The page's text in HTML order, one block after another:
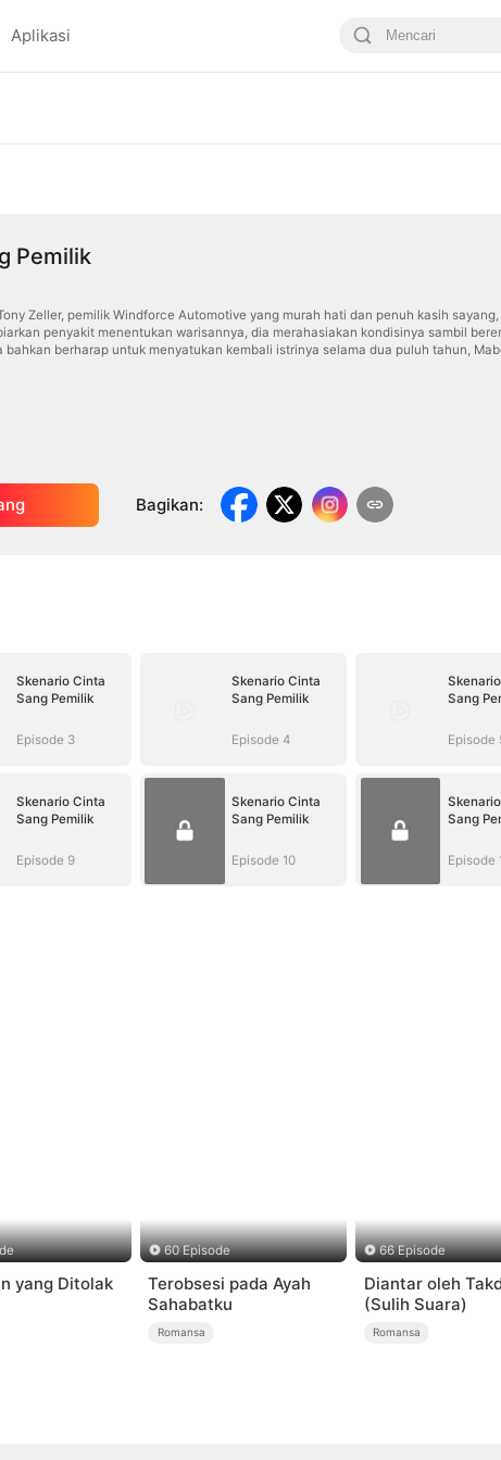
Aplikasi
Pemilik
Zeller, pemilik Windforce Automotive yang murah hati dan penuh kasih
penyakit menentukan warisannya, dia merahasiakan kondisinya sambil
bahkan berharap untuk menyatukan kembali istrinya selama dua puluh tahun,
Bagikan:
Skenario Cinta
Sang Pemilik
Episode 3
Skenario Cinta
Sang Pemilik
Episode 4
Sang
Episode
Skenario Cinta
Sang Pemilik
Episode 9
Skenario Cinta
Sang Pemilik
Episode 10
Sang
Episode
yang Ditolak
60 Episode
Terobsesi pada Ayah
Sahabatku
Romansa
66 Episode
Diantar oleh
(Sulih Suara)
Romansa